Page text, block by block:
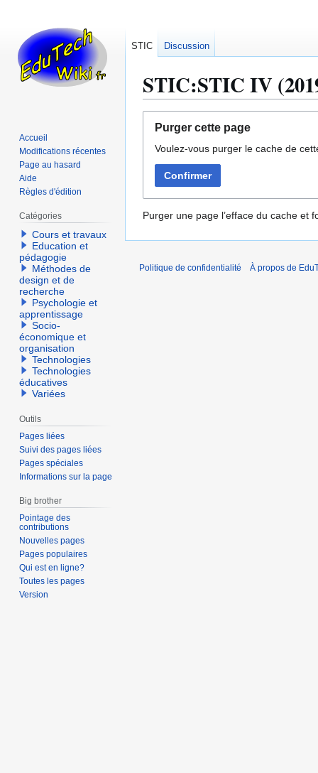
STIC:STIC IV
navigation
recherche
Purger cette page
Voulez-vous purger le cache de
Confirmer
Purger une page l’efface du cache et
STIC Discussion
Accueil
Modifications récentes
Page au hasard
Aide
Règles d'édition
Catégories
Cours et travaux
Education et
pédagogie
Méthodes de
design et de
recherche
Psychologie et
apprentissage
Socio-
économique et
organisation
Technologies
Technologies
éducatives
Variées
Outils
Pages liées
Suivi des pages liées
Pages spéciales
Informations sur la page
Big brother
Pointage des
contributions
Nouvelles pages
Pages populaires
Qui est en ligne?
Toutes les pages
Version
Politique de confidentialité À propos de